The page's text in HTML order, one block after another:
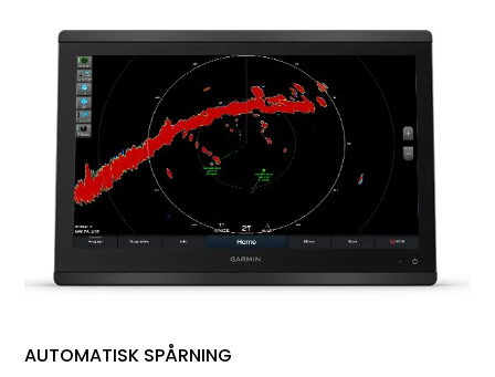
AUTOMATISK SPÅRNING